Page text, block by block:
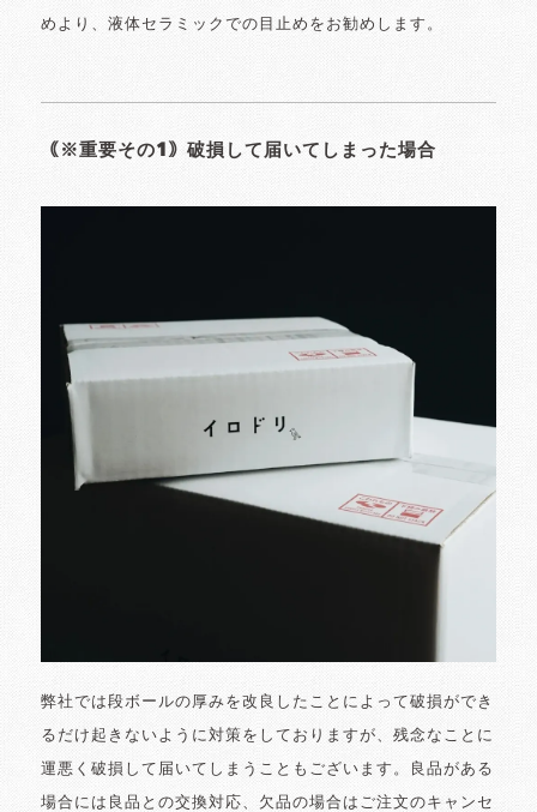
めより、液体セラミックでの目止めをお勧めします。
｟※重要その1｠破損して届いてしまった場合
弊社では段ボールの厚みを改良したことによって破損ができ
るだけ起きないように対策をしておりますが、残念なことに
運悪く破損して届いてしまうこともございます。良品がある
場合には良品との交換対応、欠品の場合はご注文のキャンセ